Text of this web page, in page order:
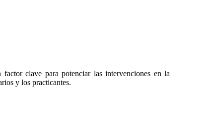
clave para potenciar las intervenciones en la
y los practicantes.